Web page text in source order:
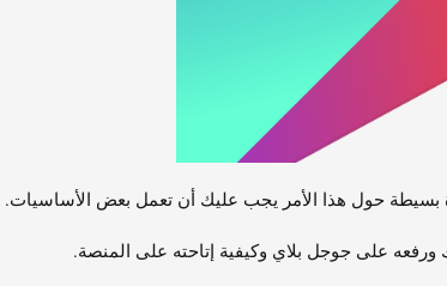
حول هذا الأمر يجب عليك أن تعمل بعض الأساسيات.
على جوجل بلاي وكيفية إتاحته على المنصة.